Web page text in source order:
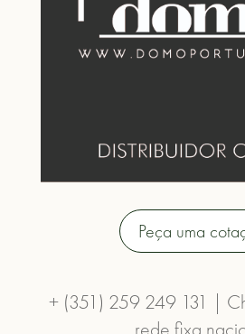
Peça uma
+ (351) 259 249 131 |